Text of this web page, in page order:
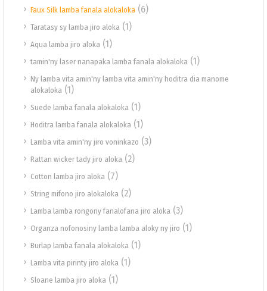
Faux Silk lamba fanala alokaloka (6)
Taratasy sy lamba jiro aloka (1)
Aqua lamba jiro aloka (1)
tamin'ny laser nanapaka lamba fanala alokaloka (1)
Ny lamba vita amin'ny lamba vita amin'ny hoditra dia manome
alokaloka (1)
Suede lamba fanala alokaloka (1)
Hoditra lamba fanala alokaloka (1)
Lamba vita amin'ny jiro voninkazo (3)
Rattan wicker tady jiro aloka (2)
Cotton lamba jiro aloka (7)
String mifono jiro alokaloka (2)
Lamba lamba rongony fanalofana jiro aloka (3)
Organza nofonosiny lamba lamba aloky ny jiro (1)
Burlap lamba fanala alokaloka (1)
Lamba vita pirinty jiro aloka (1)
Sloane lamba jiro aloka (1)